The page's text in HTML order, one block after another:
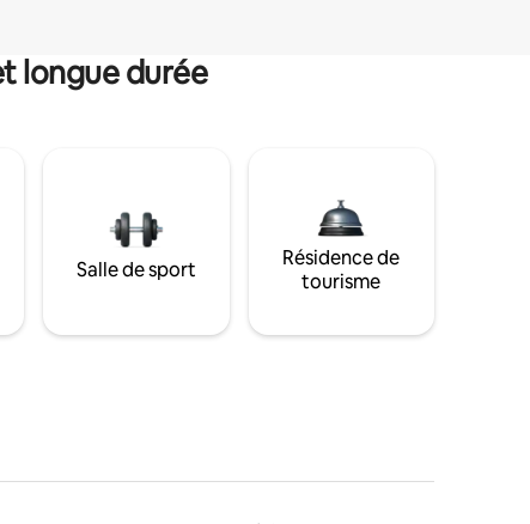
longue durée
Salle de sport
Résidence de
tourisme